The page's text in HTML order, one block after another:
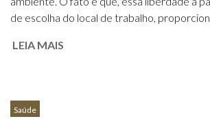
de escolha do local de trabalho,
LEIA MAIS
Saúde